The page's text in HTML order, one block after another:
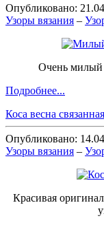
Опубликовано:
Узоры вязания –
Очень милый
Подробнее...
Коса весна
Опубликовано:
Узоры вязания –
Красивая